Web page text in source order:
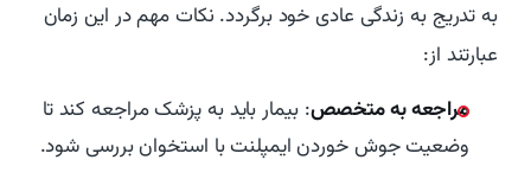
به تدریج به زندگی عادی خود برگردد. نکات مهم در این زمان
عبارتند از:
مراجعه به متخصص: بیمار باید به پزشک مراجعه کند تا
وضعیت جوش خوردن ایمپلنت با استخوان بررسی شود.